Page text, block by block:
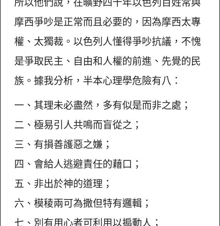
摩西爭吵是正常而且必要的，因為摩西太專
權、太獨裁。以色列人懂得爭吵抗議，不愧
是爭取民主、自由和人權的前進、先覺的民
族。據我分析，半本心理學危險有八：
一、其理未必盡然，多有似是而非之處；
二、極易引人共鳴而盲從之；
三、有損善護惡之嫌；
四、會給人逃避責任的藉口；
五、非出於神的道理；
六、模稜兩可為撒但特有邏輯；
七、別有用心者可利用以搧動人；